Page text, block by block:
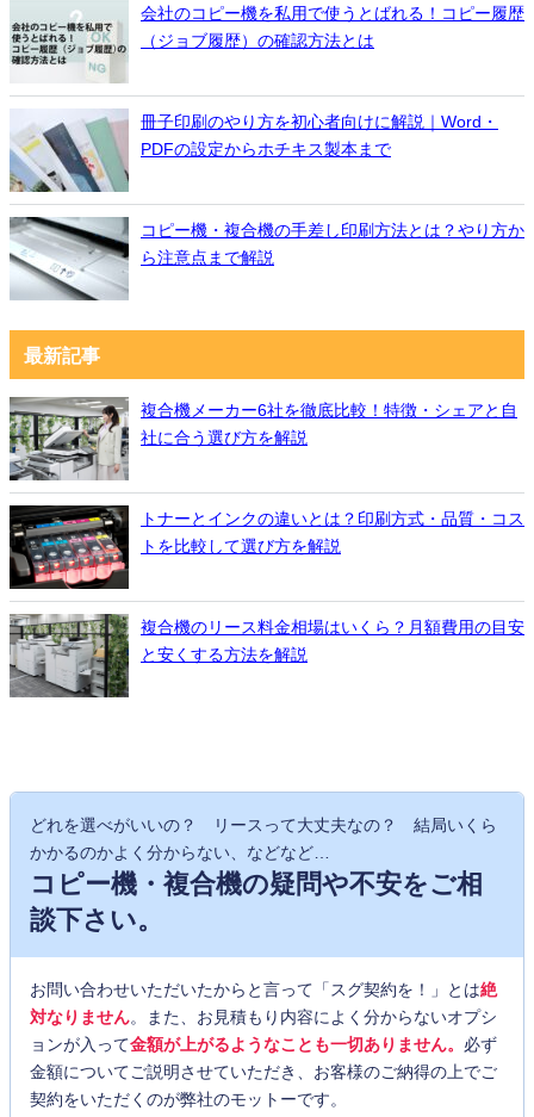
会社のコピー機を私用で使うとばれる！コピー履歴
（ジョブ履歴）の確認方法とは
冊子印刷のやり方を初心者向けに解説｜Word・
PDFの設定からホチキス製本まで
コピー機・複合機の手差し印刷方法とは？やり方か
ら注意点まで解説
最新記事
複合機メーカー6社を徹底比較！特徴・シェアと自
社に合う選び方を解説
トナーとインクの違いとは？印刷方式・品質・コス
トを比較して選び方を解説
複合機のリース料金相場はいくら？月額費用の目安
と安くする方法を解説
どれを選べがいいの？ リースって大丈夫なの？ 結局いくら
かかるのかよく分からない、などなど…
コピー機・複合機の疑問や不安をご相
談下さい。
お問い合わせいただいたからと言って「スグ契約を！」とは絶
対なりません。また、お見積もり内容によく分からないオプシ
ョンが入って金額が上がるようなことも一切ありません。 必ず
金額についてご説明させていただき、お客様のご納得の上でご
契約をいただくのが弊社のモットーです。